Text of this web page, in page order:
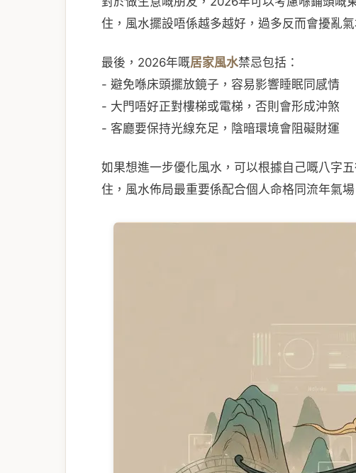
住，風水擺設唔係越多越好，過多反而會擾亂
最後，2026年嘅居家風水禁忌包括：
- 避免喺床頭擺放鏡子，容易影響睡眠同感情
- 大門唔好正對樓梯或電梯，否則會形成沖煞
- 客廳要保持光線充足，陰暗環境會阻礙財運
如果想進一步優化風水，可以根據自己嘅八字
住，風水佈局最重要係配合個人命格同流年氣